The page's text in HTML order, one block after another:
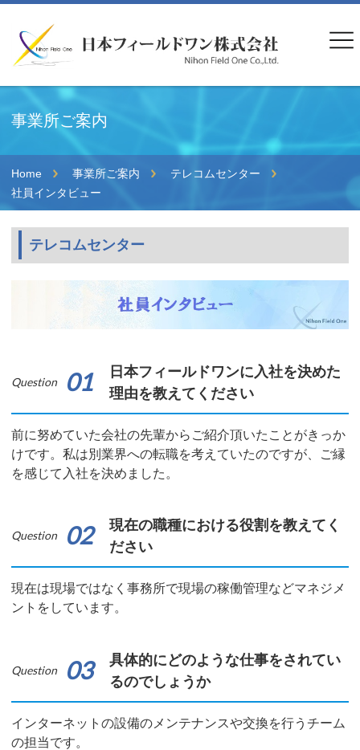
事業所ご案内
Home 事業所ご案内
テレコムセンター
社員インタビュー
テレコムセンター
Question 01
日本フィールドワンに入社を決めた
理由を教えてください
前に努めていた会社の先輩からご紹介頂いたことがきっか
けです。私は別業界への転職を考えていたのですが、ご縁
を感じて入社を決めました。
Question 02
現在の職種における役割を教えてく
ださい
現在は現場ではなく事務所で現場の稼働管理などマネジメ
ントをしています。
Question 03
具体的にどのような仕事をされてい
るのでしょうか
インターネットの設備のメンテナンスや交換を行うチーム
の担当です。